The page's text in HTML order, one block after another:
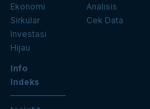
Ekonomi
Sirkular
Investasi
Hijau
Analisis
Cek Data
Info
Indeks